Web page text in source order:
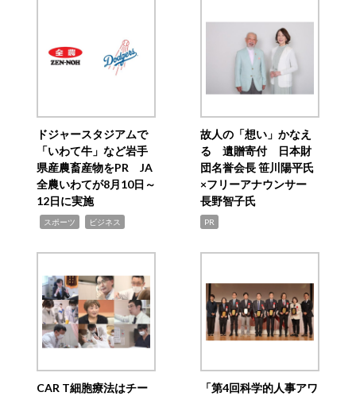
ドジャースタジアムで
「いわて牛」など岩手
県産農畜産物をPR JA
全農いわてが8月10日～
12日に実施
スポーツ ビジネス
故人の「想い」かなえ
る 遺贈寄付 日本財
団名誉会長 笹川陽平氏
×フリーアナウンサー
長野智子氏
PR
CAR T細胞療法はチー
「第4回科学的人事アワ